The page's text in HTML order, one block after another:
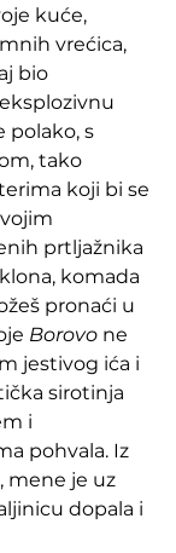
kuće,
vrećica,
bio
polako, s
tako
koji bi se
prtljažnika
komada
pronaći u
Borovo ne
jestivog ića i
sirotinja
i
pohvala. Iz
mene je uz
dopala i